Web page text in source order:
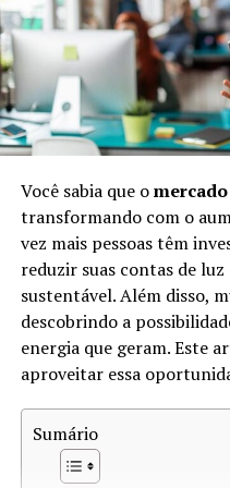
Estima-se que a extração
de sangue tenha causado
ao longo das décadas.
comunidades inteiras,
perpetuando a violência.
gravidade do problema
governos para mitigar o
minerais preciosos.
Como Funciona
Diamantes
rastreio de diamantes
garantir a origem legítima
Existem várias etapas no
Certificação:
Você sabia que o
transformando com o
vez mais pessoas têm
reduzir suas contas de
sustentável. Além disso,
descobrindo a
energia que geram. Este
aproveitar essa
Sumário